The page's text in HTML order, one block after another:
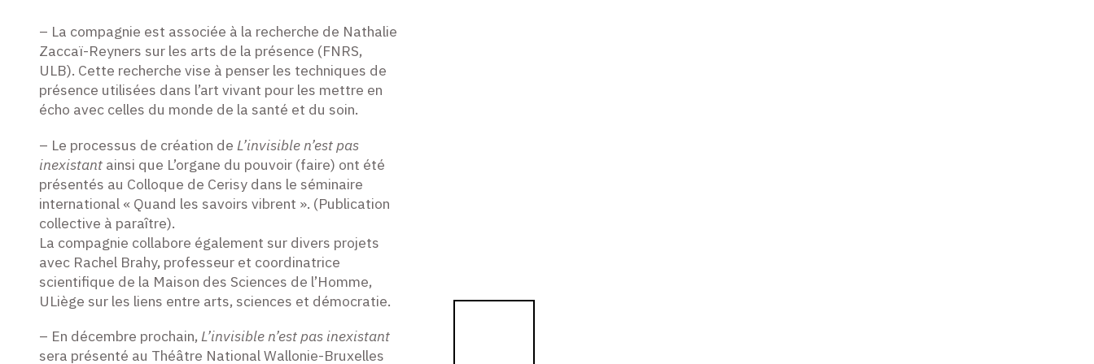
– La compagnie est associée à la recherche de Nathalie
Zaccaï-Reyners sur les arts de la présence (FNRS,
ULB). Cette recherche vise à penser les techniques de
présence utilisées dans l’art vivant pour les mettre en
écho avec celles du monde de la santé et du soin.
– Le processus de création de L’invisible n’est pas
inexistant ainsi que L’organe du pouvoir (faire) ont été
présentés au Colloque de Cerisy dans le séminaire
international « Quand les savoirs vibrent ». (Publication
collective à paraître).
La compagnie collabore également sur divers projets
avec Rachel Brahy, professeur et coordinatrice
scientifique de la Maison des Sciences de l’Homme,
ULiège sur les liens entre arts, sciences et démocratie.
– En décembre prochain, L’invisible n’est pas inexistant
sera présenté au Théâtre National Wallonie-Bruxelles